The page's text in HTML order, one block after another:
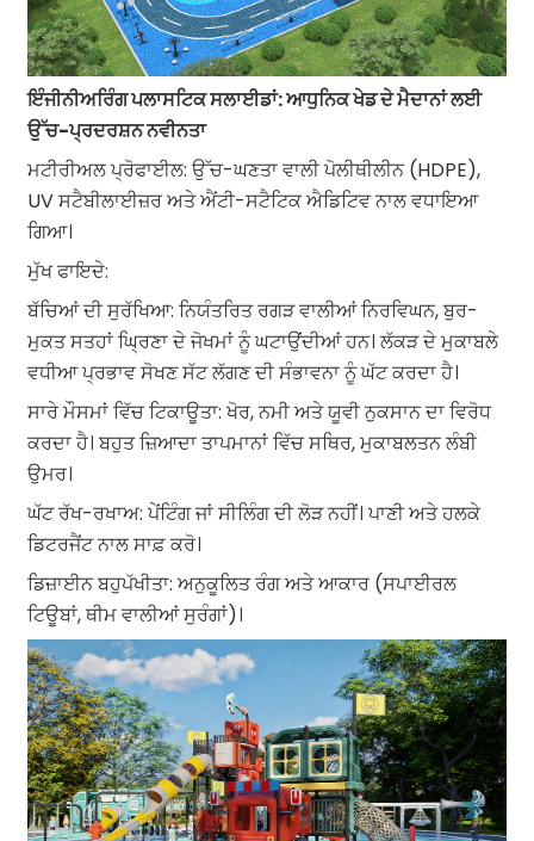
ਇੰਜੀਨੀਅਰਿੰਗ ਪਲਾਸਟਿਕ ਸਲਾਈਡਾਂ: ਆਧੁਨਿਕ ਖੇਡ ਦੇ ਮੈਦਾਨਾਂ ਲਈ
ਉੱਚ-ਪ੍ਰਦਰਸ਼ਨ ਨਵੀਨਤਾ
ਮਟੀਰੀਅਲ ਪ੍ਰੋਫਾਈਲ: ਉੱਚ-ਘਣਤਾ ਵਾਲੀ ਪੋਲੀਥੀਲੀਨ (HDPE),
UV ਸਟੈਬੀਲਾਈਜ਼ਰ ਅਤੇ ਐਂਟੀ-ਸਟੈਟਿਕ ਐਡਿਟਿਵ ਨਾਲ ਵਧਾਇਆ
ਗਿਆ।
ਮੁੱਖ ਫਾਇਦੇ:
ਬੱਚਿਆਂ ਦੀ ਸੁਰੱਖਿਆ: ਨਿਯੰਤਰਿਤ ਰਗੜ ਵਾਲੀਆਂ ਨਿਰਵਿਘਨ, ਬੁਰ-
ਮੁਕਤ ਸਤਹਾਂ ਘ੍ਰਿਣਾ ਦੇ ਜੋਖਮਾਂ ਨੂੰ ਘਟਾਉਂਦੀਆਂ ਹਨ। ਲੱਕੜ ਦੇ ਮੁਕਾਬਲੇ
ਵਧੀਆ ਪ੍ਰਭਾਵ ਸੋਖਣ ਸੱਟ ਲੱਗਣ ਦੀ ਸੰਭਾਵਨਾ ਨੂੰ ਘੱਟ ਕਰਦਾ ਹੈ।
ਸਾਰੇ ਮੌਸਮਾਂ ਵਿੱਚ ਟਿਕਾਊਤਾ: ਖੋਰ, ਨਮੀ ਅਤੇ ਯੂਵੀ ਨੁਕਸਾਨ ਦਾ ਵਿਰੋਧ
ਕਰਦਾ ਹੈ। ਬਹੁਤ ਜ਼ਿਆਦਾ ਤਾਪਮਾਨਾਂ ਵਿੱਚ ਸਥਿਰ, ਮੁਕਾਬਲਤਨ ਲੰਬੀ
ਉਮਰ।
ਘੱਟ ਰੱਖ-ਰਖਾਅ: ਪੇਂਟਿੰਗ ਜਾਂ ਸੀਲਿੰਗ ਦੀ ਲੋੜ ਨਹੀਂ। ਪਾਣੀ ਅਤੇ ਹਲਕੇ
ਡਿਟਰਜੈਂਟ ਨਾਲ ਸਾਫ਼ ਕਰੋ।
ਡਿਜ਼ਾਈਨ ਬਹੁਪੱਖੀਤਾ: ਅਨੁਕੂਲਿਤ ਰੰਗ ਅਤੇ ਆਕਾਰ (ਸਪਾਈਰਲ
ਟਿਊਬਾਂ, ਥੀਮ ਵਾਲੀਆਂ ਸੁਰੰਗਾਂ)।